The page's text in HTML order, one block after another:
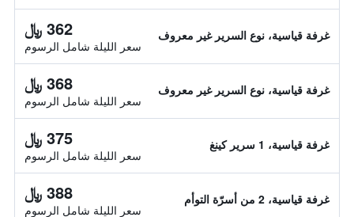
غرفة قياسية، نوع السرير غير معروف 362 ﷼
سعر الليلة شامل الرسوم
غرفة قياسية، نوع السرير غير معروف 368 ﷼
سعر الليلة شامل الرسوم
غرفة قياسية، 1 سرير كينغ 375 ﷼
سعر الليلة شامل الرسوم
غرفة قياسية، 2 من أسرّة التوأم 388 ﷼
سعر الليلة شامل الرسوم